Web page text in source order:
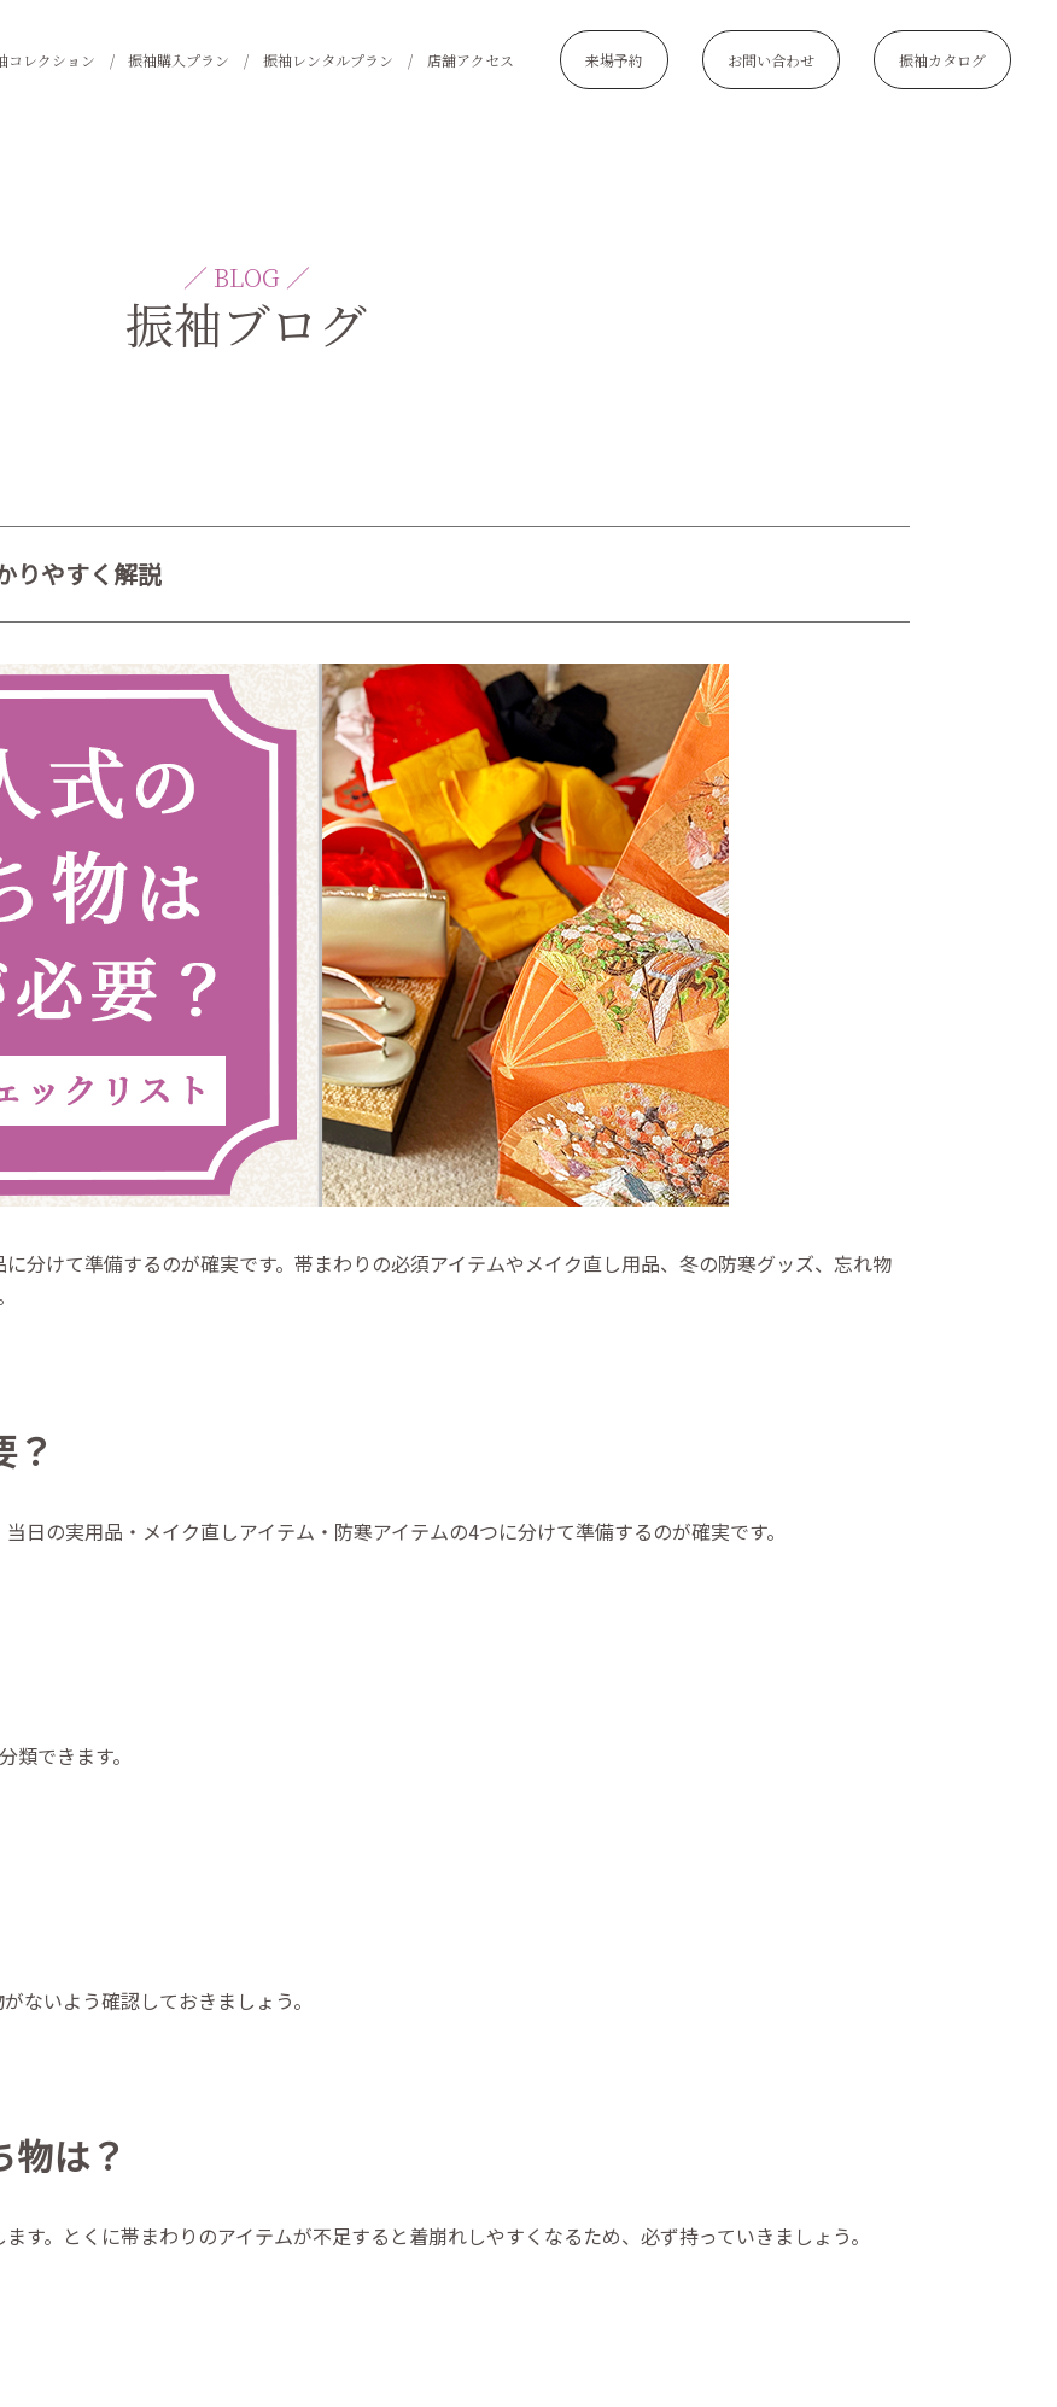
コレクション 振袖購入プラン 振袖レンタルプラン 店舗アクセス 来場予約 お問い合わせ 振袖カタログ
／ BLOG ／
振袖ブログ
りやすく解説
分けて準備するのが確実です。帯まわりの必須アイテムやメイク直し用品、冬の防寒グッズ、忘れ物
？
日の実用品・メイク直しアイテム・防寒アイテムの4つに分けて準備するのが確実です。
できます。
ないよう確認しておきましょう。
は？
す。とくに帯まわりのアイテムが不足すると着崩れしやすくなるため、必ず持っていきましょう。